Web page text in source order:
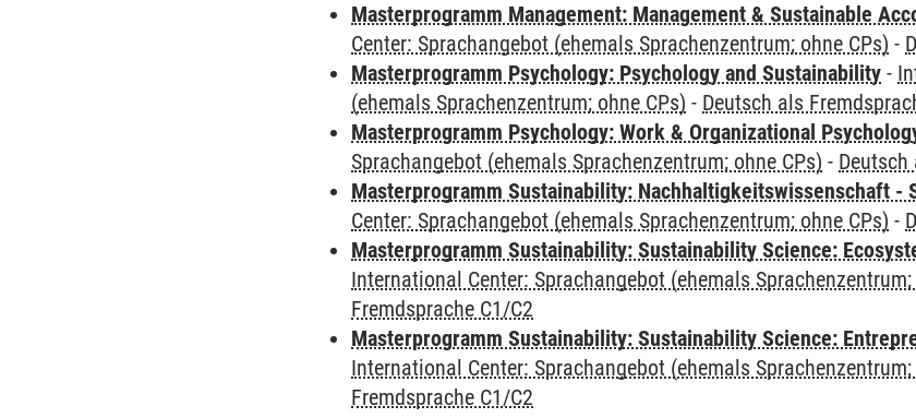
Masterprogramm Management: Management & Sustainable
Center: Sprachangebot (ehemals Sprachenzentrum; ohne CPs) -
Masterprogramm Psychology: Psychology and Sustainability -
(ehemals Sprachenzentrum; ohne CPs) - Deutsch als
Masterprogramm Psychology: Work & Organizational
Sprachangebot (ehemals Sprachenzentrum; ohne CPs) - Deutsch
Masterprogramm Sustainability: Nachhaltigkeitswissenschaft -
Center: Sprachangebot (ehemals Sprachenzentrum; ohne CPs) -
Masterprogramm Sustainability: Sustainability Science:
International Center: Sprachangebot (ehemals Sprachenzentrum;
Fremdsprache C1/C2
Masterprogramm Sustainability: Sustainability Science:
International Center: Sprachangebot (ehemals Sprachenzentrum;
Fremdsprache C1/C2